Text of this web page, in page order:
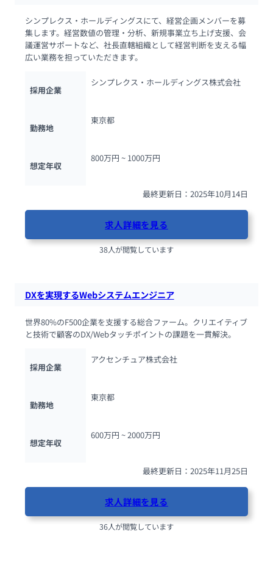
シンプレクス・ホールディングスにて、経営企画メンバーを募
集します。経営数値の管理・分析、新規事業立ち上げ支援、会
議運営サポートなど、社長直轄組織として経営判断を支える幅
広い業務を担っていただきます。
採用企業
シンプレクス・ホールディングス株式会社
勤務地
東京都
想定年収
800万円 ~ 1000万円
最終更新日：2025年10月14日
求人詳細を見る
38人が閲覧しています
DXを実現するWebシステムエンジニア
世界80%のF500企業を支援する総合ファーム。クリエイティブ
と技術で顧客のDX/Webタッチポイントの課題を一貫解決。
採用企業
アクセンチュア株式会社
勤務地
東京都
想定年収
600万円 ~ 2000万円
最終更新日：2025年11月25日
求人詳細を見る
36人が閲覧しています